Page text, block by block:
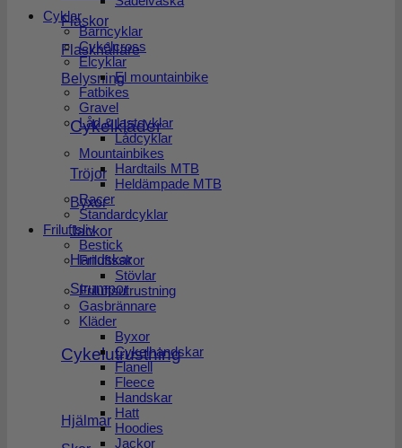
Flaskor
Flaskhållare
Belysning
Cykelkläder
Tröjor
Byxor
Jackor
Handskar
Strumpor
Cykelutrustning
Hjälmar
Cyklar
Barncyklar
Cykelcross
Elcyklar
El mountainbike
Fatbikes
Gravel
Låd & lastcyklar
Lådcyklar
Mountainbikes
Hardtails MTB
Heldämpade MTB
Racer
Standardcyklar
Friluftsliv
Bestick
Friluftsskor
Stövlar
Friluftsutrustning
Gasbrännare
Kläder
Byxor
Cykelhandskar
Flanell
Fleece
Handskar
Hatt
Hoodies
Jackor